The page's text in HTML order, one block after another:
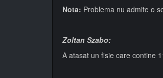
Nota: Problema nu admite o
Zoltan Szabo:
A atasat un fisie care contine